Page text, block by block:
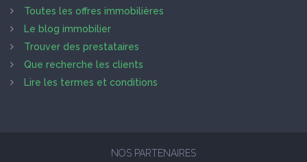
Toutes les offres immobilières
Le blog immobilier
Trouver des prestataires
Que recherche les clients
Lire les termes et conditions
NOS PARTENAIRES